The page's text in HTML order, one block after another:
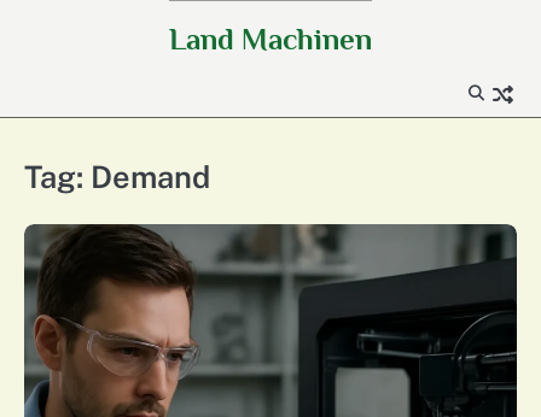
Land Machinen
Tag: Demand